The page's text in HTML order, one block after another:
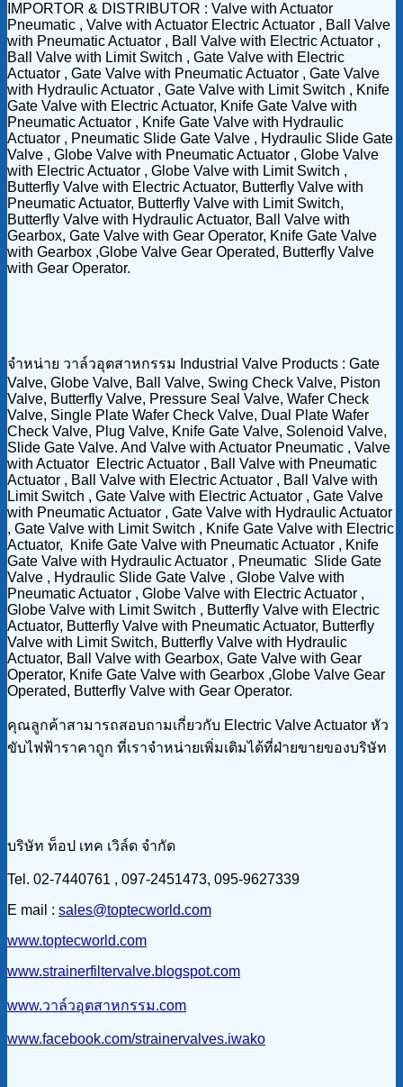
IMPORTOR & DISTRIBUTOR : Valve with Actuator
Pneumatic , Valve with Actuator Electric Actuator , Ball Valve
with Pneumatic Actuator , Ball Valve with Electric Actuator ,
Ball Valve with Limit Switch , Gate Valve with Electric
Actuator , Gate Valve with Pneumatic Actuator , Gate Valve
with Hydraulic Actuator , Gate Valve with Limit Switch , Knife
Gate Valve with Electric Actuator, Knife Gate Valve with
Pneumatic Actuator , Knife Gate Valve with Hydraulic
Actuator , Pneumatic Slide Gate Valve , Hydraulic Slide Gate
Valve , Globe Valve with Pneumatic Actuator , Globe Valve
with Electric Actuator , Globe Valve with Limit Switch ,
Butterfly Valve with Electric Actuator, Butterfly Valve with
Pneumatic Actuator, Butterfly Valve with Limit Switch,
Butterfly Valve with Hydraulic Actuator, Ball Valve with
Gearbox, Gate Valve with Gear Operator, Knife Gate Valve
with Gearbox ,Globe Valve Gear Operated, Butterfly Valve
with Gear Operator.
จำหน่าย วาล์วอุตสาหกรรม Industrial Valve Products : Gate
Valve, Globe Valve, Ball Valve, Swing Check Valve, Piston
Valve, Butterfly Valve, Pressure Seal Valve, Wafer Check
Valve, Single Plate Wafer Check Valve, Dual Plate Wafer
Check Valve, Plug Valve, Knife Gate Valve, Solenoid Valve,
Slide Gate Valve. And Valve with Actuator Pneumatic , Valve
with Actuator Electric Actuator , Ball Valve with Pneumatic
Actuator , Ball Valve with Electric Actuator , Ball Valve with
Limit Switch , Gate Valve with Electric Actuator , Gate Valve
with Pneumatic Actuator , Gate Valve with Hydraulic Actuator
, Gate Valve with Limit Switch , Knife Gate Valve with Electric
Actuator, Knife Gate Valve with Pneumatic Actuator , Knife
Gate Valve with Hydraulic Actuator , Pneumatic Slide Gate
Valve , Hydraulic Slide Gate Valve , Globe Valve with
Pneumatic Actuator , Globe Valve with Electric Actuator ,
Globe Valve with Limit Switch , Butterfly Valve with Electric
Actuator, Butterfly Valve with Pneumatic Actuator, Butterfly
Valve with Limit Switch, Butterfly Valve with Hydraulic
Actuator, Ball Valve with Gearbox, Gate Valve with Gear
Operator, Knife Gate Valve with Gearbox ,Globe Valve Gear
Operated, Butterfly Valve with Gear Operator.
คุณลูกค้าสามารถสอบถามเกี่ยวกับ Electric Valve Actuator หัว
ขับไฟฟ้าราคาถูก ที่เราจำหน่ายเพิ่มเติมได้ที่ฝ่ายขายของบริษัท
บริษัท ท็อป เทค เวิล์ด จำกัด
Tel. 02-7440761 , 097-2451473, 095-9627339
E mail : sales@toptecworld.com
www.toptecworld.com
www.strainerfiltervalve.blogspot.com
www.วาล์วอุตสาหกรรม.com
www.facebook.com/strainervalves.iwako